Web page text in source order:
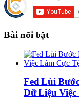
Bài nổi bật
Fed Lùi
Dữ Liệu